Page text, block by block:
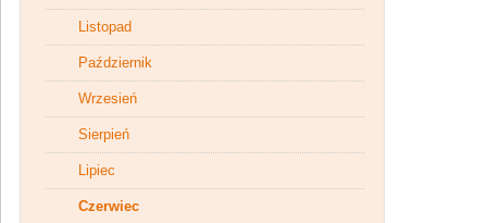
Listopad
Październik
Wrzesień
Sierpień
Lipiec
Czerwiec